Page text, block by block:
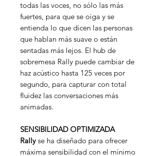
todas las voces, no sólo las más
fuertes, para que se oiga y se
entienda lo que dicen las personas
que hablan más suave o están
sentadas más lejos. El hub de
sobremesa Rally puede cambiar de
haz acústico hasta 125 veces por
segundo, para capturar con total
fluidez las conversaciones más
animadas.
SENSIBILIDAD OPTIMIZADA
Rallyse ha diseñado para ofrecer
máxima sensibilidad con el mínimo